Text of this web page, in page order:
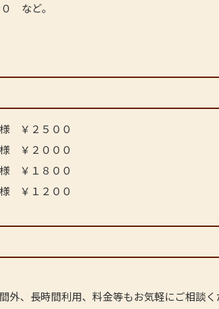
など。
￥２５００
￥２０００
￥１８００
￥１２００
外、長時間利用、料金等もお気軽にご相談